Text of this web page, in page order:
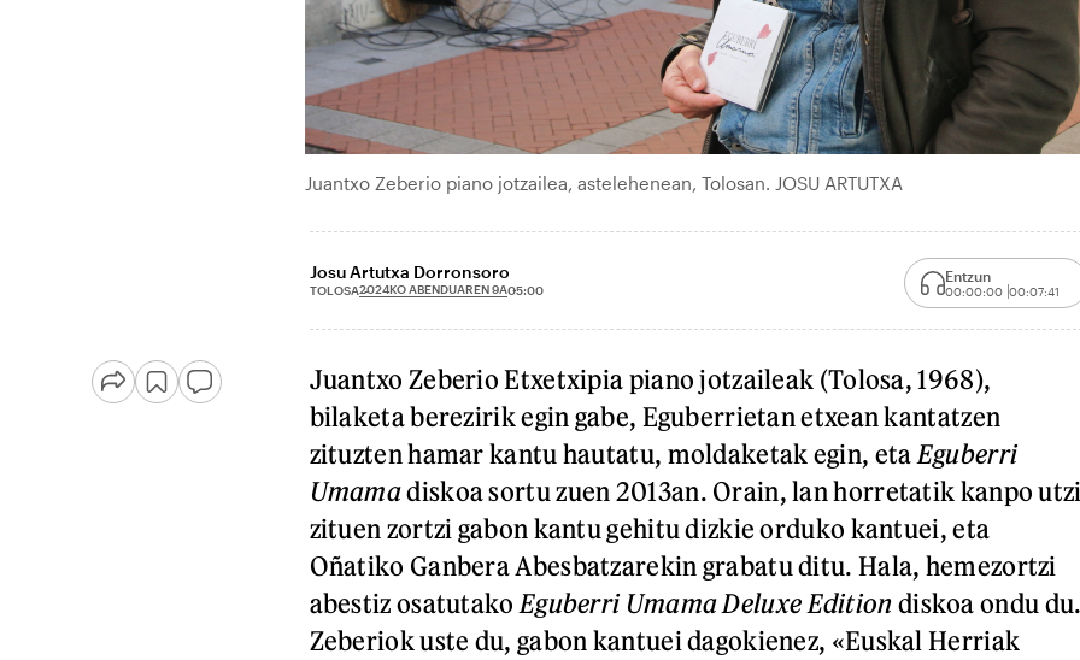
Juantxo Zeberio piano jotzailea, astelehenean, Tolosan. JOSU ARTUTXA
Josu Artutxa Dorronsoro
TOLOSA2024KO ABENDUAREN 9A05:00
Entzun
00:00:00 00:07:41
Juantxo Zeberio Etxetxipia piano jotzaileak (Tolosa, 1968),
bilaketa berezirik egin gabe, Eguberrietan etxean kantatzen
zituzten hamar kantu hautatu, moldaketak egin, eta Eguberri
Umamadiskoa sortu zuen 2013an. Orain, lan horretatik kanpo
zituen zortzi gabon kantu gehitu dizkie orduko kantuei, eta
Oñatiko Ganbera Abesbatzarekin grabatu ditu. Hala, hemezortzi
abestiz osatutako Eguberri Umama Deluxe Edition diskoa ondu
Zeberiok uste du, gabon kantuei dagokienez, «Euskal Herriak